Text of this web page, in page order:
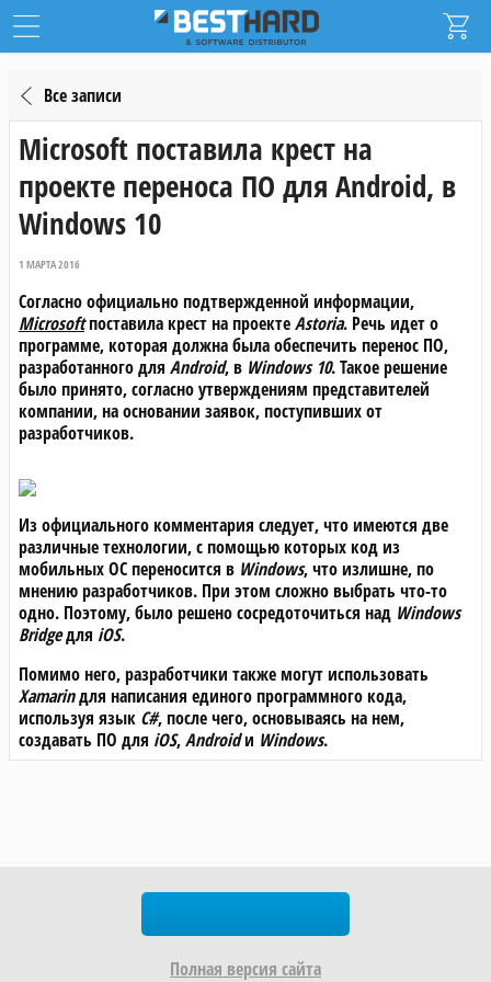
Все записи
Microsoft поставила крест на
проекте переноса ПО для Android, в
Windows 10
1 МАРТА 2016
Согласно официально подтвержденной информации,
Microsoftпоставила крест на проектеAstoria. Речь идет о
программе, которая должна была обеспечить перенос ПО,
разработанного для Android, в Windows 10. Такое решение
было принято, согласно утверждениям представителей
компании, на основании заявок, поступивших от
разработчиков.
Из официального комментария следует, что имеются две
различные технологии, с помощью которых код из
мобильных ОС переносится в Windows, что излишне, по
мнению разработчиков. При этом сложно выбрать что-то
одно. Поэтому, было решено сосредоточиться над Windows
Bridgeдля iOS.
Помимо него, разработчики также могут использовать
Xamarinдля написания единого программного кода,
используя язык C#, после чего, основываясь на нем,
создавать ПО для iOS,Androidи Windows.
BestHard
Полная версия сайта